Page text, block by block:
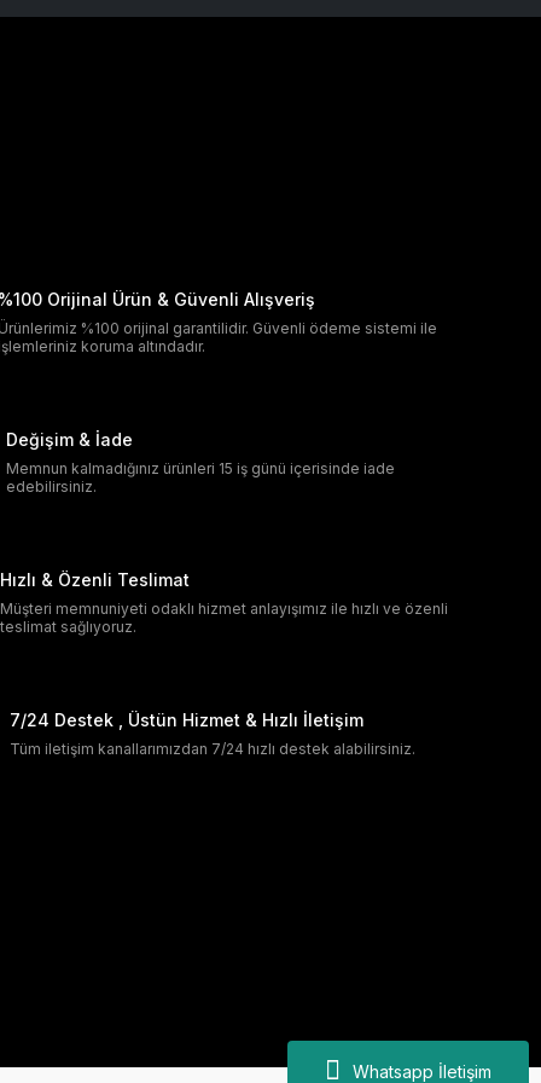
Whatsapp İletişim
%100 Orijinal Ürün & Güvenli Alışveriş
Ürünlerimiz %100 orijinal garantilidir. Güvenli ödeme sistemi ile
işlemleriniz koruma altındadır.
Değişim & İade
Memnun kalmadığınız ürünleri 15 iş günü içerisinde iade
edebilirsiniz.
Hızlı & Özenli Teslimat
Müşteri memnuniyeti odaklı hizmet anlayışımız ile hızlı ve özenli
teslimat sağlıyoruz.
7/24 Destek , Üstün Hizmet & Hızlı İletişim
Tüm iletişim kanallarımızdan 7/24 hızlı destek alabilirsiniz.